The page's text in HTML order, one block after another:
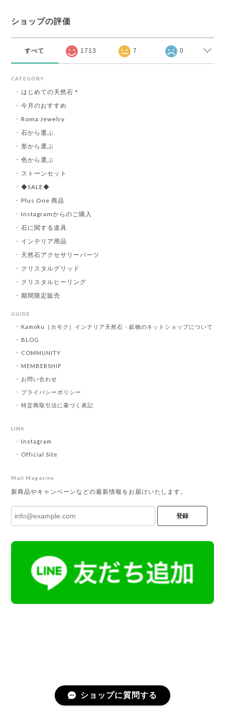
ショップの評価
すべて 1713 7 0
CATEGORY
はじめての天然石＊
今月のおすすめ
Roma Jewelry
石から選ぶ
形から選ぶ
色から選ぶ
ストーンセット
◆SALE◆
Plus One 商品
Instagramからのご購入
石に関する道具
インテリア用品
天然石アクセサリーパーツ
クリスタルグリッド
クリスタルヒーリング
期間限定販売
GUIDE
Kamoku［カモク］インテリア天然石・鉱物のネットショップについて
BLOG
COMMUNITY
MEMBERSHIP
お問い合わせ
プライバシーポリシー
特定商取引法に基づく表記
LINK
Instagram
Official Site
Mail Magazine
新商品やキャンペーンなどの最新情報をお届けいたします。
登録
ショップに質問する